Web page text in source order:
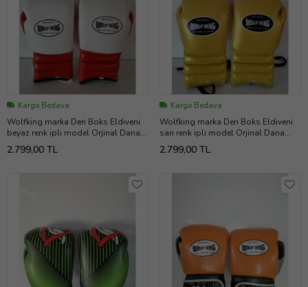
Kargo Bedava
Wolfking marka Deri Boks Eldiveni
beyaz renk ipli model Orjinal Dana
derisidir. 10-12-14-16oz büyüklükte
İstediğiniz Bedeni msj ile bildiriniz
2.799,00 TL
Kargo Bedava
Wolfking marka Deri Boks Eldiveni
sarı renk ipli model Orjinal Dana
derisidir. 10-12-14-16oz büyüklükte
İstediğiniz Bedeni msj ile bildiriniz
2.799,00 TL